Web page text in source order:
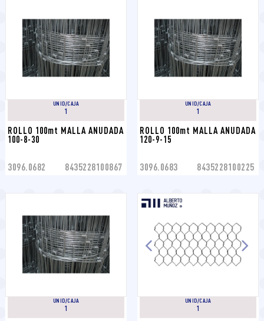
UNID/CAJA
1
ROLLO 100mt MALLA ANUDADA
100-8-30
3096.0682 8435228100867
UNID/CAJA
1
ROLLO 100mt MALLA ANUDADA
120-9-15
3096.0683 8435228100225
UNID/CAJA
1
UNID/CAJA
1